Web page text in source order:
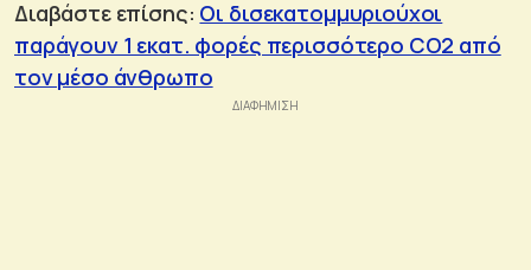
Διαβάστε επίσης: Οι δισεκατομμυριούχοι
παράγουν 1 εκατ. φορές περισσότερο CO2 από
τον μέσο άνθρωπο